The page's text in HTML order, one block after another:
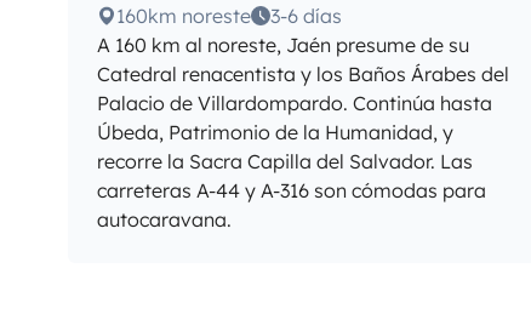
160km noreste
3-6 días
A 160 km al noreste, Jaén presume de su
Catedral renacentista y los Baños Árabes del
Palacio de Villardompardo. Continúa hasta
Úbeda, Patrimonio de la Humanidad, y
recorre la Sacra Capilla del Salvador. Las
carreteras A-44 y A-316 son cómodas para
autocaravana.